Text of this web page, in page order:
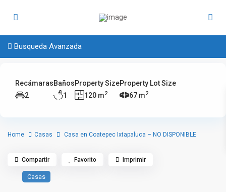
Busqueda Avanzada
Recámaras
2
Baños
1
Property Size
120 m2
Property Lot Size
67 m2
Home Casas Casa en Coatepec Ixtapaluca – NO DISPONIBLE
Casas
Compartir Favorito Imprimir